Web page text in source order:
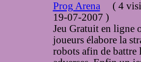
Prog Arena (4
19-07-2007 )
Jeu Gratuit en ligne
joueurs élabore la
robots afin de battre